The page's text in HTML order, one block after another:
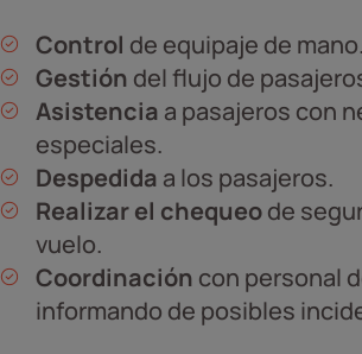
Control de equipaje de mano.
Gestión del flujo de
Asistencia a pasajeros con
especiales.
Despedida a los pasajeros.
Realizar el chequeode
vuelo.
Coordinación con personal
informando de posibles